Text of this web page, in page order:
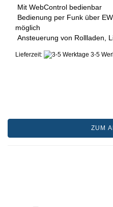
Mit WebControl bedienbar
Bedienung per Funk über
möglich
Ansteuerung von Rollladen,
Lieferzeit: 3-5
ZUM